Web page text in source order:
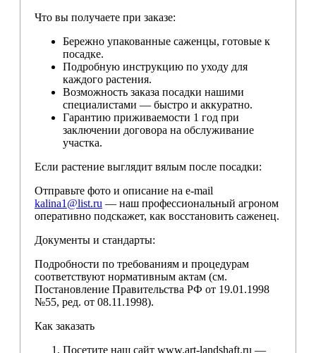
Что вы получаете при заказе:
Бережно упакованные саженцы, готовые к
посадке.
Подробную инструкцию по уходу для
каждого растения.
Возможность заказа посадки нашими
специалистами — быстро и аккуратно.
Гарантию приживаемости 1 год при
заключении договора на обслуживание
участка.
Если растение выглядит вялым после посадки:
Отправьте фото и описание на e-mail
kalina1@list.ru — наш профессиональный агроном
оперативно подскажет, как восстановить саженец.
Документы и стандарты:
Подробности по требованиям и процедурам
соответствуют нормативным актам (см.
Постановление Правительства РФ от 19.01.1998
№55, ред. от 08.11.1998).
Как заказать
Посетите наш сайт www.art-landshaft.ru —